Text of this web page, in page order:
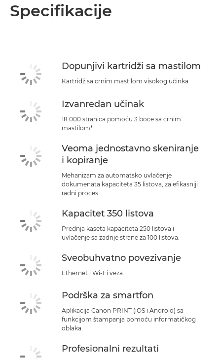
Specifikacije
Dopunjivi kartridži sa mastilom
Kartridž sa crnim mastilom visokog učinka.
Izvanredan učinak
18.000 stranica pomoću 3 boce sa crnim
mastilom*.
Veoma jednostavno skeniranje
i kopiranje
Mehanizam za automatsko uvlačenje
dokumenata kapaciteta 35 listova, za efikasniji
radni proces.
Kapacitet 350 listova
Prednja kaseta kapaciteta 250 listova i
uvlačenje sa zadnje strane za 100 listova.
Sveobuhvatno povezivanje
Ethernet i Wi-Fi veza.
Podrška za smartfon
Aplikacija Canon PRINT (iOS i Android) sa
funkcijom štampanja pomoću informatičkog
oblaka.
Profesionalni rezultati